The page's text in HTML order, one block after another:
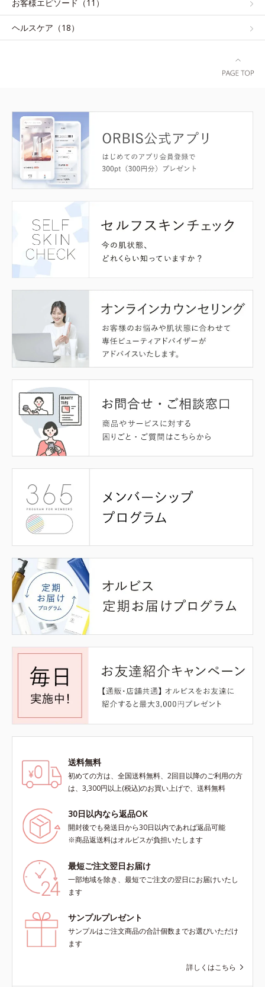
お客様エピソード（11）
ヘルスケア（18）
送料無料
初めての方は、全国送料無料、2回目以降のご利用の方
は、3,300円以上(税込)のお買い上げで、送料無料
30日以内なら返品OK
開封後でも発送日から30日以内であれば返品可能
※商品返送料はオルビスが負担いたします
最短ご注文翌日お届け
一部地域を除き、最短でご注文の翌日にお届けいたし
ます
サンプルプレゼント
サンプルはご注文商品の合計個数までお選びいただけ
ます
詳しくはこちら